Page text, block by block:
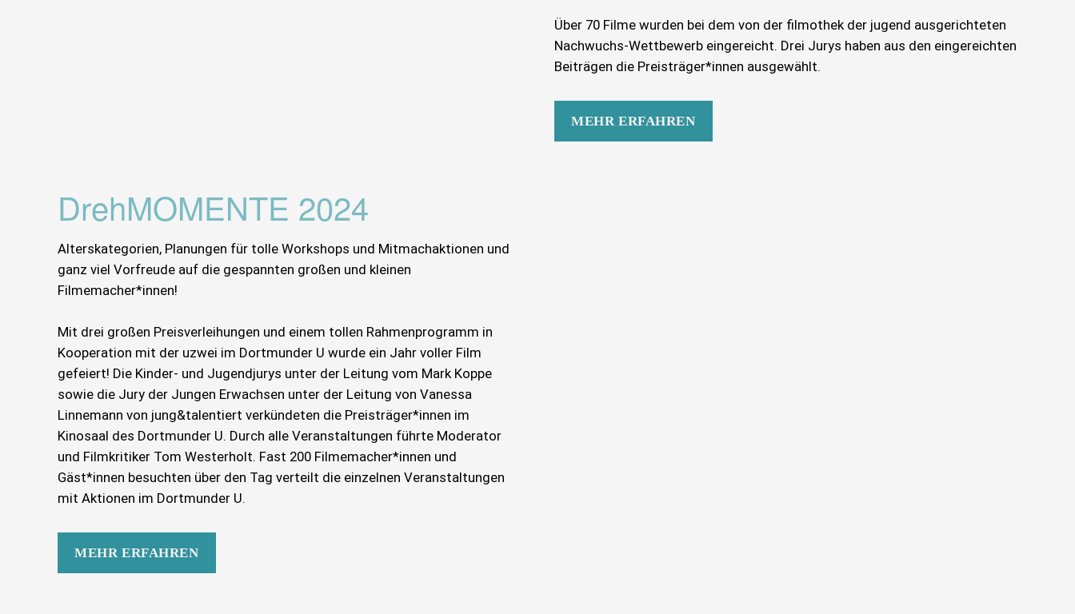
Über 70 Filme wurden bei dem von der filmothek der jugend ausgerichteten
Nachwuchs-Wettbewerb eingereicht. Drei Jurys haben aus den eingereichten
Beiträgen die Preisträger*innen ausgewählt.
MEHR ERFAHREN
DrehMOMENTE 2024
Alterskategorien, Planungen für tolle Workshops und Mitmachaktionen und
ganz viel Vorfreude auf die gespannten großen und kleinen
Filmemacher*innen!
Mit drei großen Preisverleihungen und einem tollen Rahmenprogramm in
Kooperation mit der uzwei im Dortmunder U wurde ein Jahr voller Film
gefeiert! Die Kinder- und Jugendjurys unter der Leitung vom Mark Koppe
sowie die Jury der Jungen Erwachsen unter der Leitung von Vanessa
Linnemann von jung&talentiert verkündeten die Preisträger*innen im
Kinosaal des Dortmunder U. Durch alle Veranstaltungen führte Moderator
und Filmkritiker Tom Westerholt. Fast 200 Filmemacher*innen und
Gäst*innen besuchten über den Tag verteilt die einzelnen Veranstaltungen
mit Aktionen im Dortmunder U.
MEHR ERFAHREN